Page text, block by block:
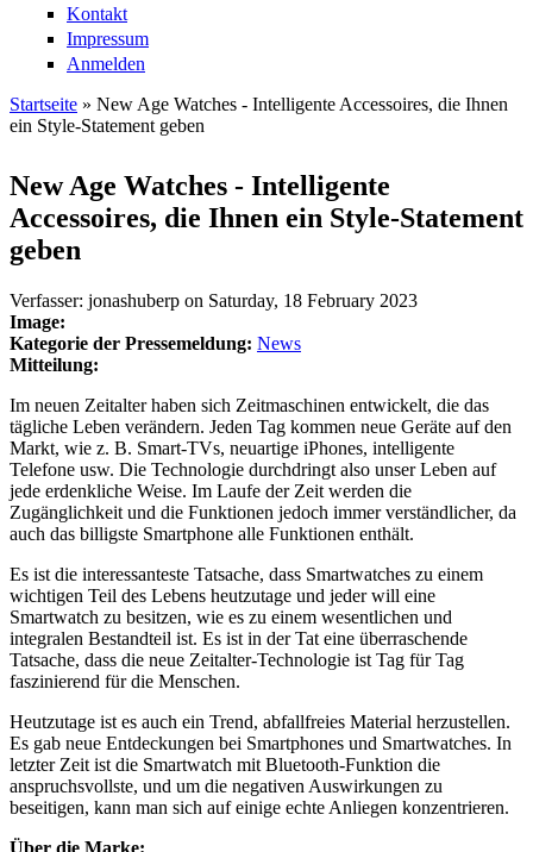
Kontakt
Impressum
Anmelden
Sie sind hier
Startseite » New Age Watches - Intelligente Accessoires, die Ihnen
ein Style-Statement geben
New Age Watches - Intelligente
Accessoires, die Ihnen ein Style-Statement
geben
Verfasser: jonashuberp on Saturday, 18 February 2023
Image:
Kategorie der Pressemeldung: News
Mitteilung:
Im neuen Zeitalter haben sich Zeitmaschinen entwickelt, die das
tägliche Leben verändern. Jeden Tag kommen neue Geräte auf den
Markt, wie z. B. Smart-TVs, neuartige iPhones, intelligente
Telefone usw. Die Technologie durchdringt also unser Leben auf
jede erdenkliche Weise. Im Laufe der Zeit werden die
Zugänglichkeit und die Funktionen jedoch immer verständlicher, da
auch das billigste Smartphone alle Funktionen enthält.
Es ist die interessanteste Tatsache, dass Smartwatches zu einem
wichtigen Teil des Lebens heutzutage und jeder will eine
Smartwatch zu besitzen, wie es zu einem wesentlichen und
integralen Bestandteil ist. Es ist in der Tat eine überraschende
Tatsache, dass die neue Zeitalter-Technologie ist Tag für Tag
faszinierend für die Menschen.
Heutzutage ist es auch ein Trend, abfallfreies Material herzustellen.
Es gab neue Entdeckungen bei Smartphones und Smartwatches. In
letzter Zeit ist die Smartwatch mit Bluetooth-Funktion die
anspruchsvollste, und um die negativen Auswirkungen zu
beseitigen, kann man sich auf einige echte Anliegen konzentrieren.
Über die Marke: